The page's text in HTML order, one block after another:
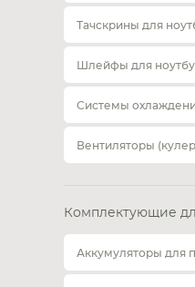
Тачскрины для
Шлейфы для
Системы
Вентиляторы
Комплектующие
Аккумуляторы для